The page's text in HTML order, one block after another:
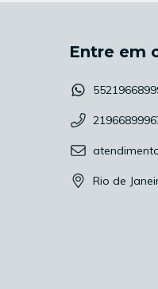
Entre em
Rio de